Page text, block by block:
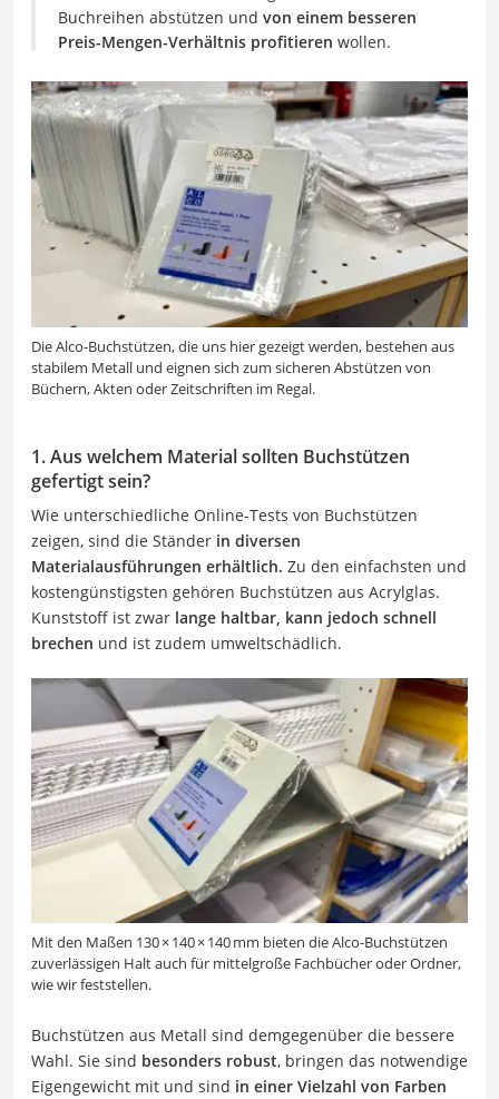
Buchreihen abstützen und von einem besseren
Preis-Mengen-Verhältnis profitieren wollen.
Die Alco-Buchstützen, die uns hier gezeigt werden, bestehen aus
stabilem Metall und eignen sich zum sicheren Abstützen von
Büchern, Akten oder Zeitschriften im Regal.
1. Aus welchem Material sollten Buchstützen
gefertigt sein?
Wie unterschiedliche Online-Tests von Buchstützen
zeigen, sind die Ständer in diversen
Materialausführungen erhältlich. Zu den einfachsten und
kostengünstigsten gehören Buchstützen aus Acrylglas.
Kunststoff ist zwar lange haltbar, kann jedoch schnell
brechen und ist zudem umweltschädlich.
Mit den Maßen 130 × 140 × 140 mm bieten die Alco-Buchstützen
zuverlässigen Halt auch für mittelgroße Fachbücher oder Ordner,
wie wir feststellen.
Buchstützen aus Metall sind demgegenüber die bessere
Wahl. Sie sind besonders robust, bringen das notwendige
Eigengewicht mit und sind in einer Vielzahl von Farben